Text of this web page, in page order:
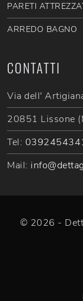
PARETI
ARREDO BAGNO
CONTATTI
Via dell'
20851 Lissone
Tel:
Mail:
© 2026 -